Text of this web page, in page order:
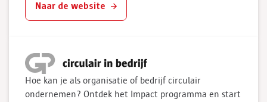
Naar de website
Hoe kan je als organisatie of bedrijf circulair
ondernemen? Ontdek het Impact programma en start